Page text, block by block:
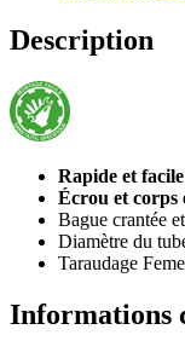
Description
Rapide et
Écrou et corps
Bague crantée
Diamètre du
Taraudage
Informations